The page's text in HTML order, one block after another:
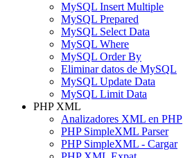
MySQL Insert Multiple
MySQL Prepared
MySQL Select Data
MySQL Where
MySQL Order By
Eliminar datos de MySQL
MySQL Update Data
MySQL Limit Data
PHP XML
Analizadores XML en PHP
PHP SimpleXML Parser
PHP SimpleXML - Cargar